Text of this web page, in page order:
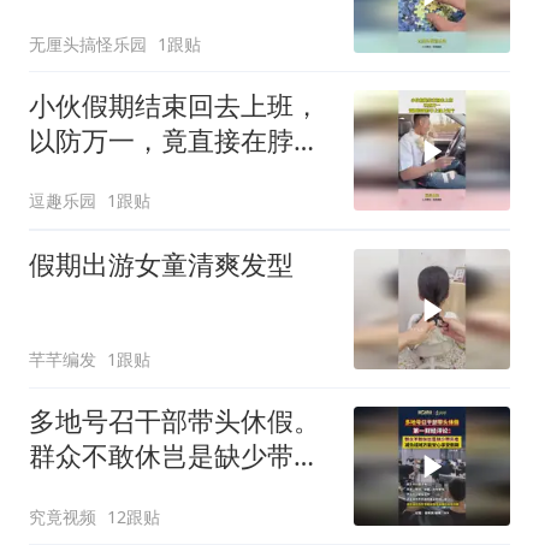
无厘头搞怪乐园 1跟贴
小伙假期结束回去上班，
以防万一，竟直接在脖子
逗趣乐园 1跟贴
假期出游女童清爽发型
芊芊编发 1跟贴
多地号召干部带头休假。
群众不敢休岂是缺少带头
受假期
究竟视频 12跟贴